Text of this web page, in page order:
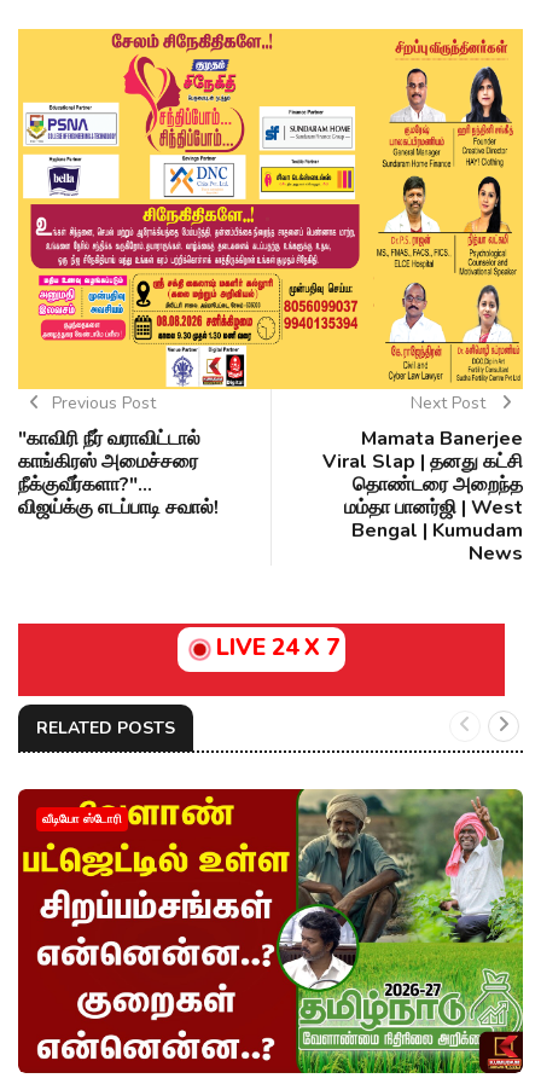
Previous Post
"காவிரி நீர் வராவிட்டால்
காங்கிரஸ் அமைச்சரை
நீக்குவீர்களா?"...
விஜய்க்கு எடப்பாடி சவால்!
Next Post
Mamata Banerjee
Viral Slap | தனது கட்சி
தொண்டரை அறைந்த
மம்தா பானர்ஜி | West
Bengal | Kumudam
News
LIVE 24 X 7
RELATED POSTS
வீடியோ ஸ்டோரி